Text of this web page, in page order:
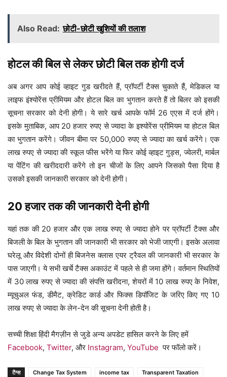
Also Read: छोटी-छोटी खुशियों की तलाश
होटल की बिल से लेकर छोटी बिल तक होगी दर्ज
अब अगर आप कोई व्हाइट गुड खरीदते हैं, प्रॉपर्टी टैक्स चुकाते हैं, मेडिकल या
लाइफ इंश्योरेंस प्रीमियम और होटल बिल का भुगतान करते हैं तो बिलर को इसकी
सूचना सरकार को देनी होगी। ये सारे खर्च आपके फॉर्म 26 एएस में दर्ज होंगे।
इसके मुताबिक, आप 20 हजार रुपए से ज्यादा के इश्योरेंस प्रीमियम या होटल बिल
का भुगतान करेंगे। जीवन बीमा पर 50,000 रुपए से ज्यादा का खर्च करेंगे। एक
लाख रुपए से ज्यादा की स्कूल फीस भरेंगे या फिर कोई व्हाइट गुड्स, ज्वेलरी, मार्बल
या पेंटिंग की खरीददारी करेंगे तो इन चीजों के लिए आपने जिसको पैसा दिया है
उसको इसकी जानकारी सरकार को देनी होगी।
20 हजार तक की जानकारी देनी होगी
यहां तक की 20 हजार और एक लाख रुपए से ज्यादा होने पर प्रॉपर्टी टैक्स और
बिजली के बिल के भुगतान की जानकारी भी सरकार को भेजी जाएगी। इसके अलावा
घरेलू और विदेशी दोनों ही बिजनेस क्लास एयर ट्रैवल की जानकारी भी सरकार के
पास जाएगी। ये सभी खर्चे टैक्स अकाउंट में पहले से ही जमा होंगे। वर्तमान स्थितियों
में 30 लाख रुपए से ज्यादा की संपत्ति खरीदना, शेयरों में 10 लाख रुपए के निवेश,
म्यूचुअल फंड, डीमैट, क्रेडिट कार्ड और फिक्स डिपॉजिट के जरिए किए गए 10
लाख रुपए से ज्यादा के लेन-देन की सूचना देनी होती है।
सच्ची शिक्षा हिंदी मैगज़ीन से जुडे अन्य अपडेट हासिल करने के लिए हमें
Facebook, Twitter, और Instagram, YouTube पर फॉलो करें।
टैग्स Change Tax System income tax
Transparent Taxation